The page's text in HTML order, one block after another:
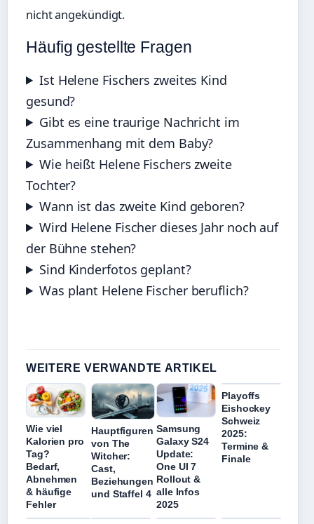
nicht angekündigt.
Häufig gestellte Fragen
Ist Helene Fischers zweites Kind
gesund?
Gibt es eine traurige Nachricht im
Zusammenhang mit dem Baby?
Wie heißt Helene Fischers zweite
Tochter?
Wann ist das zweite Kind geboren?
Wird Helene Fischer dieses Jahr noch auf
der Bühne stehen?
Sind Kinderfotos geplant?
Was plant Helene Fischer beruflich?
WEITERE VERWANDTE ARTIKEL
Wie viel
Kalorien pro
Tag?
Bedarf,
Abnehmen
& häufige
Fehler
Hauptfiguren
von The
Witcher:
Cast,
Beziehungen
und Staffel 4
Samsung
Galaxy S24
Update:
One UI 7
Rollout &
alle Infos
2025
Playoffs
Eishockey
Schweiz
2025:
Termine &
Finale